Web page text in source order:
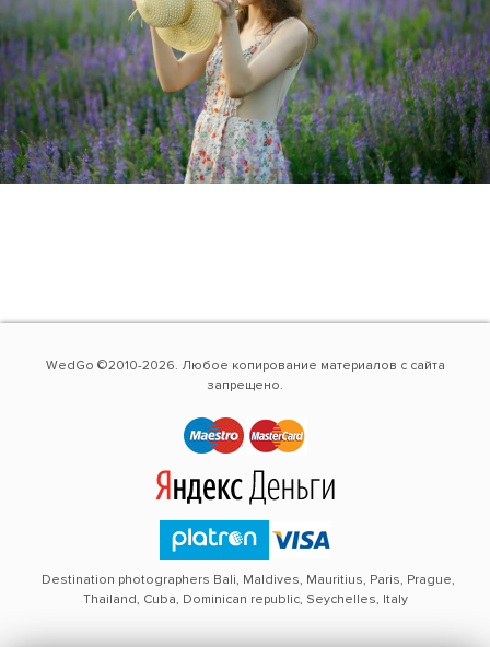
WedGo ©2010-2026. Любое копирование материалов с сайта
запрещено.
Destination photographers Bali, Maldives, Mauritius, Paris, Prague,
Thailand, Cuba, Dominican republic, Seychelles, Italy